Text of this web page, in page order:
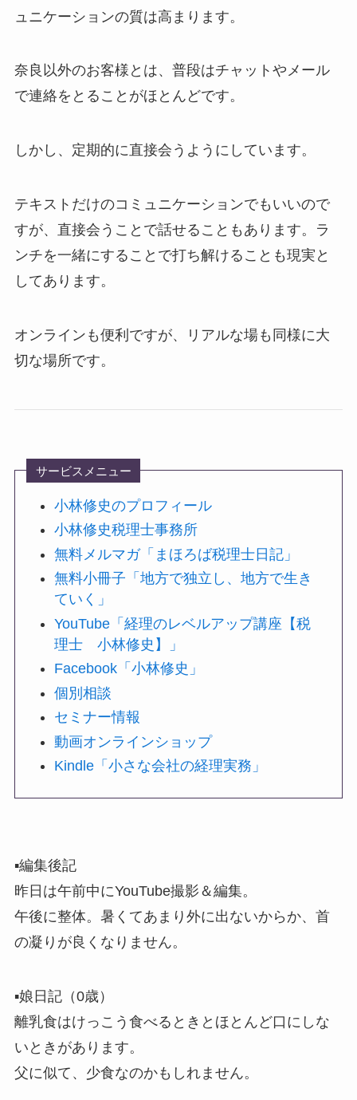
ュニケーションの質は高まります。
奈良以外のお客様とは、普段はチャットやメール
で連絡をとることがほとんどです。
しかし、定期的に直接会うようにしています。
テキストだけのコミュニケーションでもいいので
すが、直接会うことで話せることもあります。ラ
ンチを一緒にすることで打ち解けることも現実と
してあります。
オンラインも便利ですが、リアルな場も同様に大
切な場所です。
サービスメニュー
小林修史のプロフィール
小林修史税理士事務所
無料メルマガ「まほろば税理士日記」
無料小冊子「地方で独立し、地方で生き
ていく」
YouTube「経理のレベルアップ講座【税
理士 小林修史】」
Facebook「小林修史」
個別相談
セミナー情報
動画オンラインショップ
Kindle「小さな会社の経理実務」
▪️編集後記
昨日は午前中にYouTube撮影＆編集。
午後に整体。暑くてあまり外に出ないからか、首
の凝りが良くなりません。
▪️娘日記（0歳）
離乳食はけっこう食べるときとほとんど口にしな
いときがあります。
父に似て、少食なのかもしれません。